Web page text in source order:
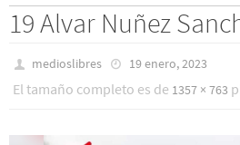
19 Alvar Nuñez
medioslibres 19 enero, 2023
El tamaño completo es de 1357 × 763